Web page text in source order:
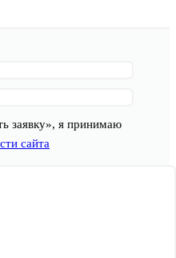
заявку», я принимаю
сайта